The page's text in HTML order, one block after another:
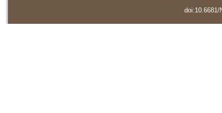
doi:10.6681/